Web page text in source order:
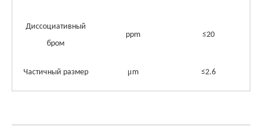
Диссоциативный
бром
ppm ≤20
Частичный размер μm ≤2.6